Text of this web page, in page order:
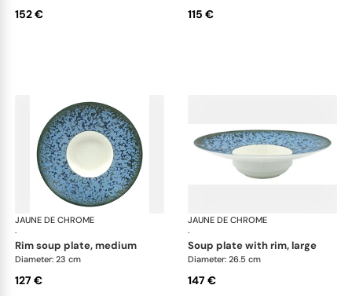
152 € 115 €
JAUNE DE CHROME
·
Nymphéa
rim soup plate, medium
Diameter: 23 cm
127 €
JAUNE DE CHROME
·
soup plate with rim, large
Diameter: 26.5 cm
147 €